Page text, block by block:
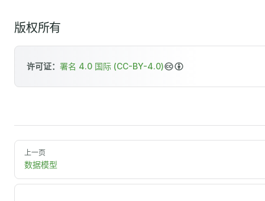
版权所有
许可证： 署名 4.0 国际 (CC-BY-4.0)
上一页
数据模型